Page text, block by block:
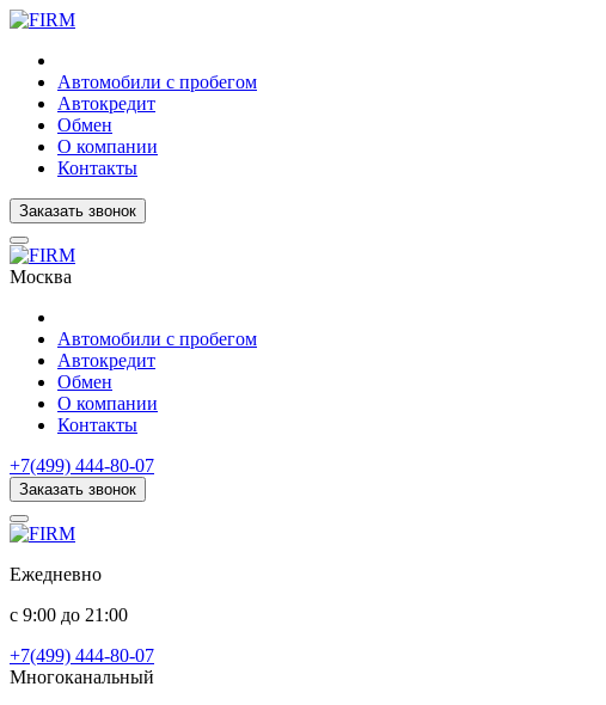
Автомобили с пробегом
Автокредит
Обмен
О компании
Контакты
Заказать звонок
Москва
Автомобили с пробегом
Автокредит
Обмен
О компании
Контакты
+7(499) 444-80-07
Заказать звонок
Ежедневно
с 9:00 до 21:00
+7(499) 444-80-07
Многоканальный